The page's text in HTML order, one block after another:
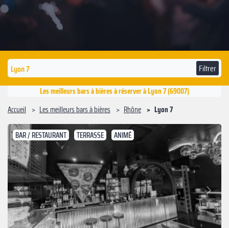
Filtrer
Les meilleurs bars à bières à réserver à Lyon 7 (69007)
Accueil
Les meilleurs bars à bières Rhône Lyon 7
BAR / RESTAURANT TERRASSE ANIMÉ
Précédent
Suivant